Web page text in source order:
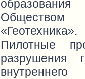
Обществом
«Геотехника».
Пилотные
разрушения